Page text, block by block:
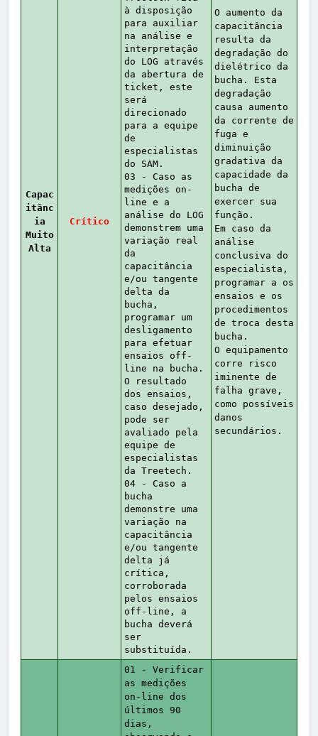
Capac
itânc
ia
Muito
Alta
Crítico
à disposição
para auxiliar
na análise e
interpretação
do LOG através
da abertura de
ticket, este
será
direcionado
para a equipe
de
especialistas
do SAM.
03 - Caso as
medições on-
line e a
análise do LOG
demonstrem uma
variação real
da
capacitância
e/ou tangente
delta da
bucha,
programar um
desligamento
para efetuar
ensaios off-
line na bucha.
O resultado
dos ensaios,
caso desejado,
pode ser
avaliado pela
equipe de
especialistas
da Treetech.
04 - Caso a
bucha
demonstre uma
variação na
capacitância
e/ou tangente
delta já
crítica,
corroborada
pelos ensaios
off-line, a
bucha deverá
ser
substituída.
O aumento da
capacitância
resulta da
degradação do
dielétrico da
bucha. Esta
degradação
causa aumento
da corrente de
fuga e
diminuição
gradativa da
capacidade da
bucha de
exercer sua
função.
Em caso da
análise
conclusiva do
especialista,
programar a os
ensaios e os
procedimentos
de troca desta
bucha.
O equipamento
corre risco
iminente de
falha grave,
como possíveis
danos
secundários.
01 - Verificar
as medições
on-line dos
últimos 90
dias,